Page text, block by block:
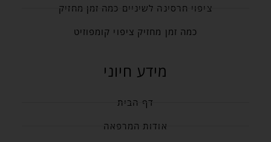
ציפוי חרסינה לשיניים כמה זמן מחזיק
כמה זמן מחזיק ציפוי קומפוזיט
מידע חיוני
דף הבית
אודות המרפאה